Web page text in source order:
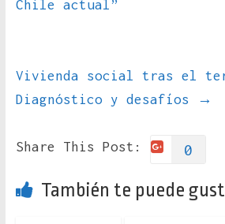
Chile actual”
Vivienda social tras el
Diagnóstico y desafíos
→
Share This Post: 0
También te puede